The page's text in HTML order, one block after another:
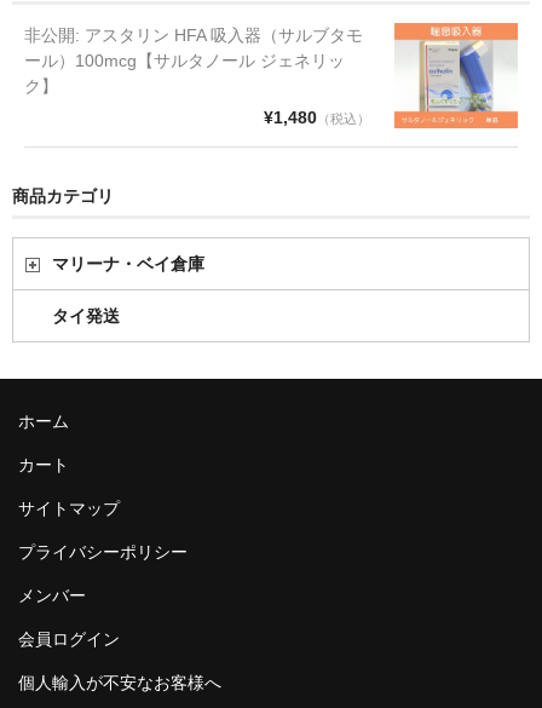
非公開: アスタリン HFA 吸入器（サルブタモ
ール）100mcg【サルタノール ジェネリッ
ク】
¥1,480（税込）
商品カテゴリ
マリーナ・ベイ倉庫
タイ発送
ホーム
カート
サイトマップ
プライバシーポリシー
メンバー
会員ログイン
個人輸入が不安なお客様へ